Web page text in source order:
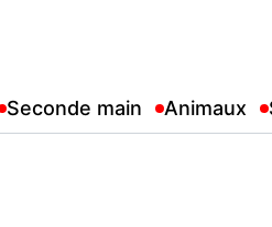
Seconde main Animaux